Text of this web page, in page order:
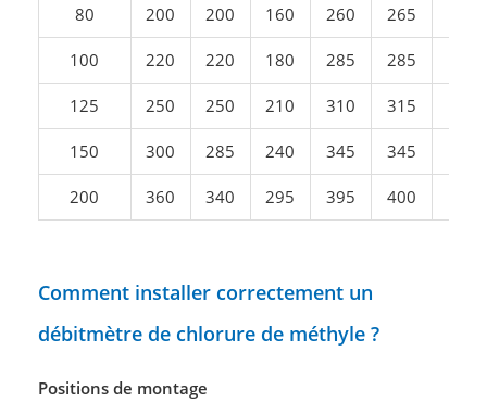
80 200 200 160 260 265
100 220 220 180 285 285
125 250 250 210 310 315
150 300 285 240 345 345
200 360 340 295 395 400
Comment installer correctement un
débitmètre de chlorure de méthyle ?
Positions de montage